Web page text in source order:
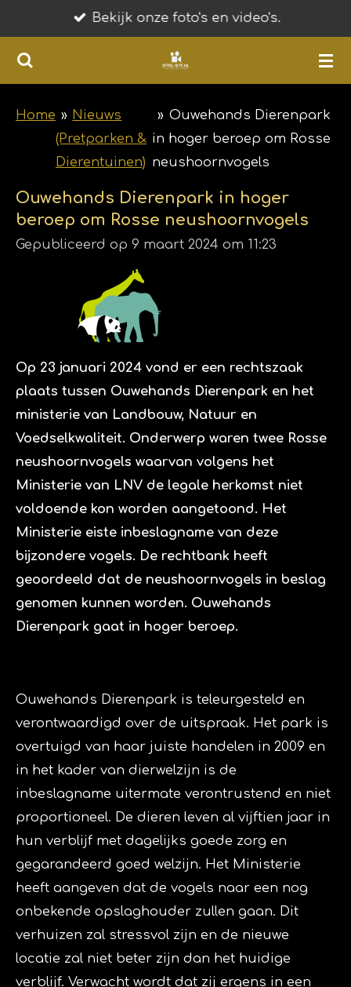
direct
naar
de
hoofdinhoud
Bekijk onze foto's en video's.
Home » Nieuws
(Pretparken &
Dierentuinen)
» Ouwehands Dierenpark
in hoger beroep om Rosse
neushoornvogels
Ouwehands Dierenpark in hoger
beroep om Rosse neushoornvogels
Gepubliceerd op 9 maart 2024 om 11:23
Op 23 januari 2024 vond er een rechtszaak
plaats tussen Ouwehands Dierenpark en het
ministerie van Landbouw, Natuur en
Voedselkwaliteit. Onderwerp waren twee Rosse
neushoornvogels waarvan volgens het
Ministerie van LNV de legale herkomst niet
voldoende kon worden aangetoond. Het
Ministerie eiste inbeslagname van deze
bijzondere vogels. De rechtbank heeft
geoordeeld dat de neushoornvogels in beslag
genomen kunnen worden. Ouwehands
Dierenpark gaat in hoger beroep.
Ouwehands Dierenpark is teleurgesteld en
verontwaardigd over de uitspraak. Het park is
overtuigd van haar juiste handelen in 2009 en
in het kader van dierwelzijn is de
inbeslagname uitermate verontrustend en niet
proportioneel. De dieren leven al vijftien jaar in
hun verblijf met dagelijks goede zorg en
gegarandeerd goed welzijn. Het Ministerie
heeft aangeven dat de vogels naar een nog
onbekende opslaghouder zullen gaan. Dit
verhuizen zal stressvol zijn en de nieuwe
locatie zal niet beter zijn dan het huidige
verblijf. Verwacht wordt dat zij ergens in een